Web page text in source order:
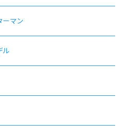
限定
マン 45周年記念モデル
ーマン
ル